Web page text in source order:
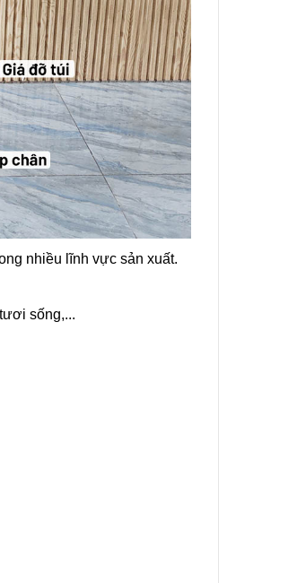
nhiều lĩnh vực sản xuất.
sống,...